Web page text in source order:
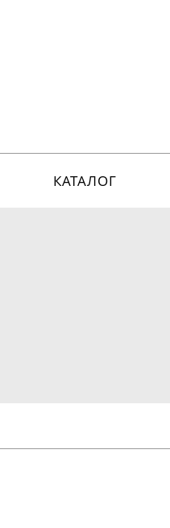
КАТАЛОГ